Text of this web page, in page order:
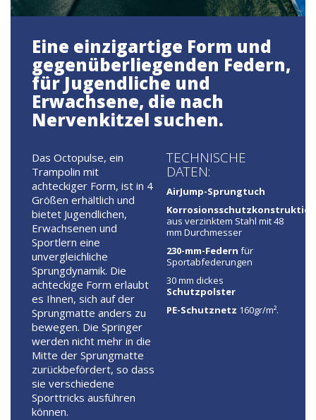
Eine einzigartige Form und
gegenüberliegenden Federn,
für Jugendliche und
Erwachsene, die nach
Nervenkitzel suchen.
Das Octopulse, ein
Trampolin mit
achteckiger Form, ist in 4
Größen erhältlich und
bietet Jugendlichen,
Erwachsenen und
Sportlern eine
unvergleichliche
Sprungdynamik. Die
achteckige Form erlaubt
es Ihnen, sich auf der
Sprungmatte anders zu
bewegen. Die Springer
werden nicht mehr in die
Mitte der Sprungmatte
zurückbefördert, so dass
sie verschiedene
Sporttricks ausführen
können.
TECHNISCHE
DATEN:
AirJump-Sprungtuch
aus verzinktem Stahl mit 48
mm Durchmesser
230-mm-Federn für
Sportabfederungen
30 mm dickes
Schutzpolster
PE-Schutznetz 160gr/m².